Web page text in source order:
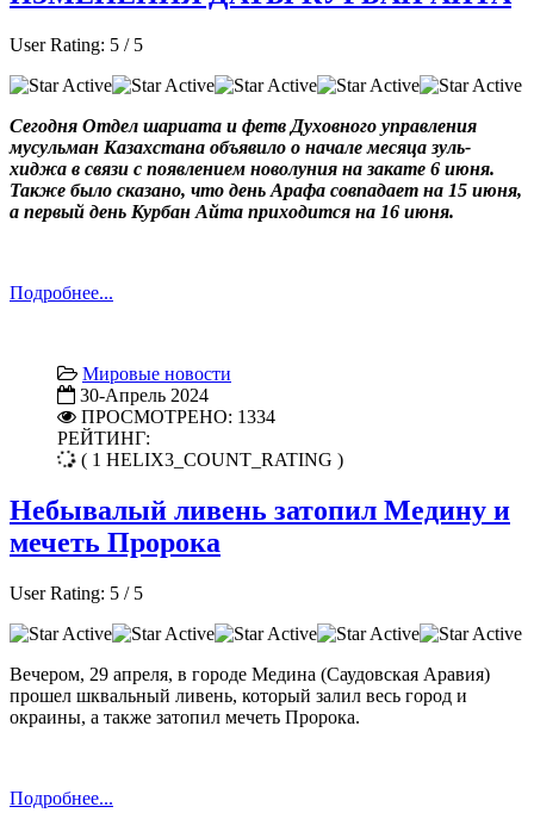
User Rating: 5 / 5
Сегодня Отдел шариата и фетв Духовного управления
мусульман Казахстана объявило о начале месяца зуль-
хиджа в связи с появлением новолуния на закате 6 июня.
Также было сказано, что день Арафа совпадает на 15 июня,
а первый день Курбан Айта приходится на 16 июня.
Подробнее...
Мировые новости
30-Апрель 2024
ПРОСМОТРЕНО: 1334
РЕЙТИНГ:
( 1 HELIX3_COUNT_RATING )
Небывалый ливень затопил Медину и
мечеть Пророка
User Rating: 5 / 5
Вечером, 29 апреля, в городе Медина (Саудовская Аравия)
прошел шквальный ливень, который залил весь город и
окраины, а также затопил мечеть Пророка.
Подробнее...